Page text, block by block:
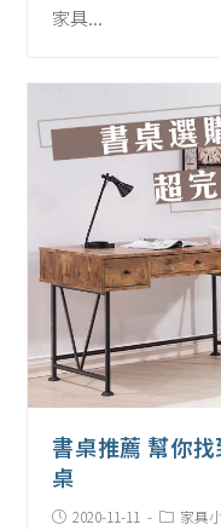
家具...
書桌推薦 幫你
桌
Post2020-11-11
Post家具